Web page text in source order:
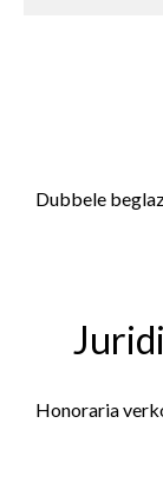
Dubbele
Honoraria